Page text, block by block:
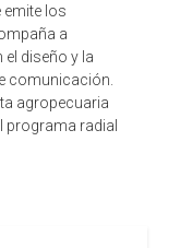
los
a
diseño y la
comunicación.
agropecuaria
programa radial